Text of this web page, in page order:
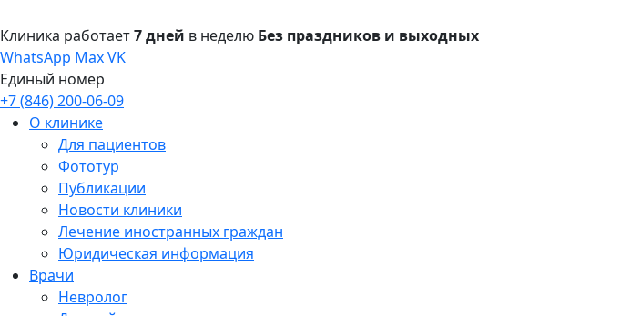
Клиника работает7 дней в неделю Без праздников и выходных
WhatsApp MaxVK
Единый номер
+7 (846) 200-06-09
О клинике
Для пациентов
Фототур
Публикации
Новости клиники
Лечение иностранных граждан
Юридическая информация
Врачи
Невролог